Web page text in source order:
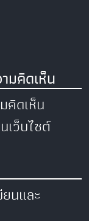
มคิดเห็น
คิดเห็น
เว็บไซต์
นและ